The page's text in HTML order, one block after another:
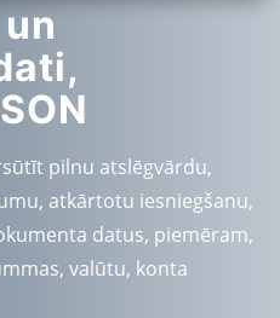
pilnu atslēgvārdu,
atkārtotu iesniegšanu,
datus, piemēram,
valūtu, konta